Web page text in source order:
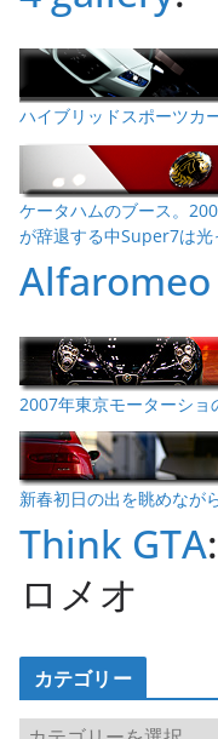
ハイブリッドスポーツカ
ケータハムのブース。
が辞退する中Super7は光
2007年東京モーターショ
新春初日の出を眺めなが
Think GTA
ロメオ
カテゴリー
カ